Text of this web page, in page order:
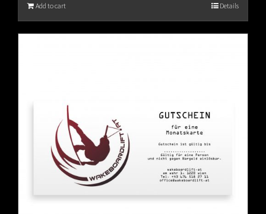
Add to cart Details